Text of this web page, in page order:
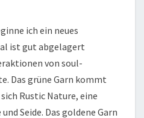
ich ein neues
ist gut abgelagert
von soul-
Das grüne Garn kommt
Rustic Nature, eine
Seide. Das goldene Garn